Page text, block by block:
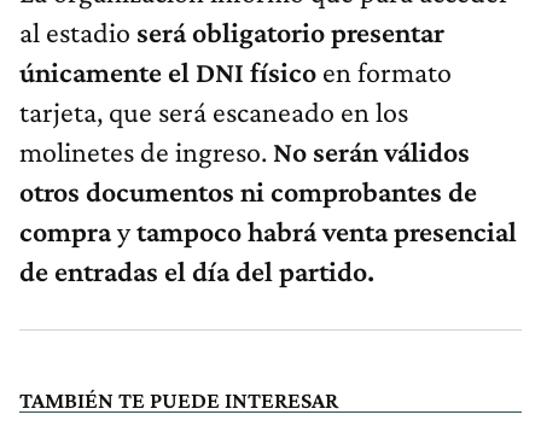
al estadio será obligatorio presentar
únicamente el DNI físico en formato
tarjeta, que será escaneado en los
molinetes de ingreso. No serán válidos
otros documentos ni comprobantes de
compraytampoco habrá venta presencial
de entradas el día del partido.
TAMBIÉN TE PUEDE INTERESAR